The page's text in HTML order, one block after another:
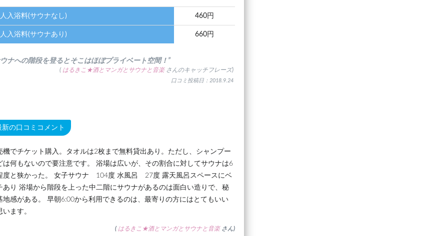
入浴料(サウナなし) 460円
入浴料(サウナあり) 660円
ウナへの階段を登るとそこはほぼプライベート空間！”
( はるきこ★酒とマンガとサウナと音楽 さんのキャッチフレーズ)
口コミ投稿日：2018.9.24
新の口コミコメント
機でチケット購入。タオルは2枚まで無料貸出あり。ただし、シャンプー
は何もないので要注意です。 浴場は広いが、その割合に対してサウナは6
度と狭かった。 女子サウナ 104度 水風呂 27度 露天風呂スペースにベ
あり 浴場から階段を上った中二階にサウナがあるのは面白い造りで、秘
地感がある。 早朝6:00から利用できるのは、最寄りの方にはとてもいい
います。
( はるきこ★酒とマンガとサウナと音楽 さん)